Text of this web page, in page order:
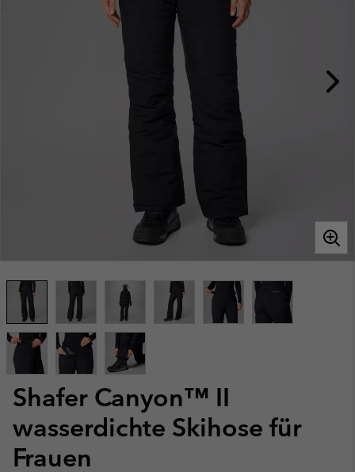
Shafer Canyon™ II
wasserdichte Skihose für
Frauen